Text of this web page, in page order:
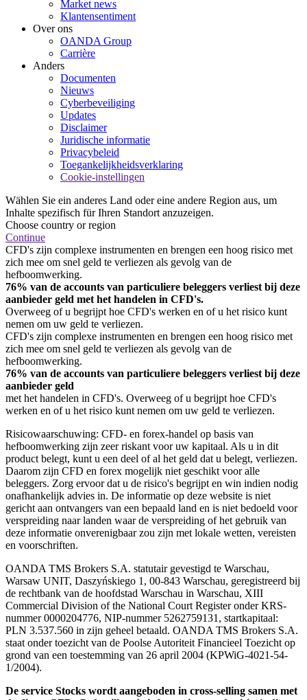
Market news
Klantensentiment
Over ons
OANDA Group
Carrière
Anders
Documenten
Nieuws
Cyberbeveiliging
Updates
Disclaimer
Juridische informatie
Privacybeleid
Toegankelijkheidsverklaring
Cookie-instellingen
Wählen Sie ein anderes Land oder eine andere Region aus, um
Inhalte spezifisch für Ihren Standort anzuzeigen.
Choose country or region
Continue
CFD's zijn complexe instrumenten en brengen een hoog risico met
zich mee om snel geld te verliezen als gevolg van de
hefboomwerking.
76% van de accounts van particuliere beleggers verliest bij deze
aanbieder geld met het handelen in CFD's.
Overweeg of u begrijpt hoe CFD's werken en of u het risico kunt
nemen om uw geld te verliezen.
CFD's zijn complexe instrumenten en brengen een hoog risico met
zich mee om snel geld te verliezen als gevolg van de
hefboomwerking.
76% van de accounts van particuliere beleggers verliest bij deze
aanbieder geld
met het handelen in CFD's. Overweeg of u begrijpt hoe CFD's
werken en of u het risico kunt nemen om uw geld te verliezen.
Risicowaarschuwing: CFD- en forex-handel op basis van
hefboomwerking zijn zeer riskant voor uw kapitaal. Als u in dit
product belegt, kunt u een deel of al het geld dat u belegt, verliezen.
Daarom zijn CFD en forex mogelijk niet geschikt voor alle
beleggers. Zorg ervoor dat u de risico's begrijpt en win indien nodig
onafhankelijk advies in. De informatie op deze website is niet
gericht aan ontvangers van een bepaald land en is niet bedoeld voor
verspreiding naar landen waar de verspreiding of het gebruik van
deze informatie onverenigbaar zou zijn met lokale wetten, vereisten
en voorschriften.
OANDA TMS Brokers S.A. statutair gevestigd te Warschau,
Warsaw UNIT, Daszyńskiego 1, 00-843 Warschau, geregistreerd bij
de rechtbank van de hoofdstad Warschau in Warschau, XIII
Commercial Division of the National Court Register onder KRS-
nummer 0000204776, NIP-nummer 5262759131, startkapitaal:
PLN 3.537.560 in zijn geheel betaald. OANDA TMS Brokers S.A.
staat onder toezicht van de Poolse Autoriteit Financieel Toezicht op
grond van een toestemming van 26 april 2004 (KPWiG-4021-54-
1/2004).
De service Stocks wordt aangeboden in cross-selling samen met